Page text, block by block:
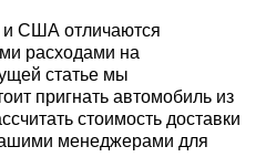
и США отличаются
расходами на
статье мы
пригнать автомобиль из
стоимость доставки
менеджерами для